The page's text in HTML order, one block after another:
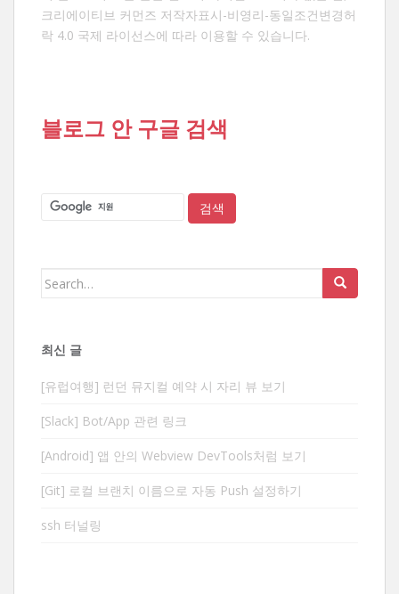
크리에이티브 커먼즈 저작자표시-비영리-동일조건변경허
락 4.0 국제 라이선스에 따라 이용할 수 있습니다.
블로그 안 구글 검색
Search
최신 글
[유럽여행] 런던 뮤지컬 예약 시 자리 뷰 보기
[Slack] Bot/App 관련 링크
[Android] 앱 안의 Webview DevTools처럼 보기
[Git] 로컬 브랜치 이름으로 자동 Push 설정하기
ssh 터널링